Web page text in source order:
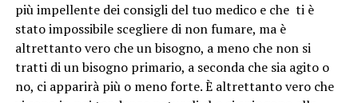
più impellente dei consigli del tuo medico e che ti è
stato impossibile scegliere di non fumare, ma è
altrettanto vero che un bisogno, a meno che non si
tratti di un bisogno primario, a seconda che sia agito o
no, ci apparirà più o meno forte. È altrettanto vero che